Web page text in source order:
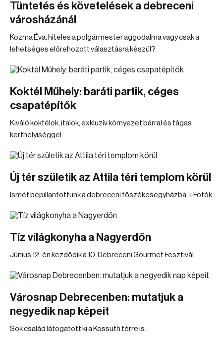
Tüntetés és követelések a debreceni
városházánál
Kozma Éva: hiteles a polgármester aggodalma vagy csak a
lehetséges előrehozott választásra készül?
Koktél Műhely: baráti partik, céges
csapatépítők
Kiváló koktélok, italok, exkluzív környezet bárral és tágas
kerthelyiséggel.
Új tér születik az Attila téri templom körül
Ismét bepillantottunk a debreceni főszékesegyházba. +Fotók
Tíz világkonyha a Nagyerdőn
Június 12-én kezdődik a 10. Debreceni Gourmet Fesztivál.
Városnap Debrecenben: mutatjuk a
negyedik nap képeit
Sok család látogatott ki a Kossuth térre is.